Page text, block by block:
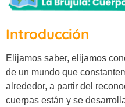
Introducción
Elijamos saber, elijamos
de un mundo que
alrededor, a partir del
cuerpas están y se